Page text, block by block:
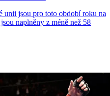
unii jsou pro toto období roku na
naplněny z méně než 58